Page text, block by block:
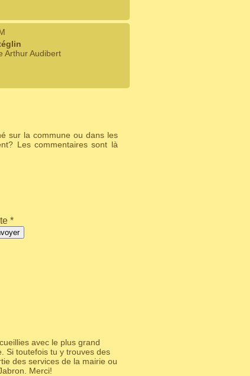
Arthur Audibert
sur la commune ou dans les
Les commentaires sont là
*
avec le plus grand
Si toutefois tu y trouves des
des services de la mairie ou
Merci!